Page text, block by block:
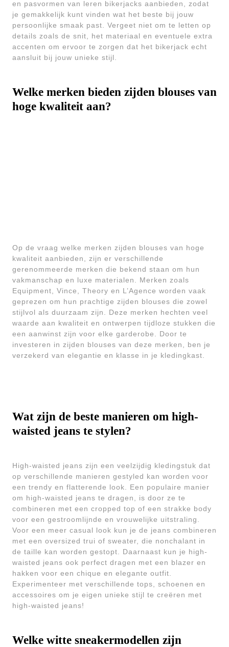
en pasvormen van leren bikerjacks aanbieden, zodat
je gemakkelijk kunt vinden wat het beste bij jouw
persoonlijke smaak past. Vergeet niet om te letten op
details zoals de snit, het materiaal en eventuele extra
accenten om ervoor te zorgen dat het bikerjack echt
aansluit bij jouw unieke stijl.
Welke merken bieden zijden blouses van
hoge kwaliteit aan?
Op de vraag welke merken zijden blouses van hoge
kwaliteit aanbieden, zijn er verschillende
gerenommeerde merken die bekend staan om hun
vakmanschap en luxe materialen. Merken zoals
Equipment, Vince, Theory en L’Agence worden vaak
geprezen om hun prachtige zijden blouses die zowel
stijlvol als duurzaam zijn. Deze merken hechten veel
waarde aan kwaliteit en ontwerpen tijdloze stukken die
een aanwinst zijn voor elke garderobe. Door te
investeren in zijden blouses van deze merken, ben je
verzekerd van elegantie en klasse in je kledingkast.
Wat zijn de beste manieren om high-
waisted jeans te stylen?
High-waisted jeans zijn een veelzijdig kledingstuk dat
op verschillende manieren gestyled kan worden voor
een trendy en flatterende look. Een populaire manier
om high-waisted jeans te dragen, is door ze te
combineren met een cropped top of een strakke body
voor een gestroomlijnde en vrouwelijke uitstraling.
Voor een meer casual look kun je de jeans combineren
met een oversized trui of sweater, die nonchalant in
de taille kan worden gestopt. Daarnaast kun je high-
waisted jeans ook perfect dragen met een blazer en
hakken voor een chique en elegante outfit.
Experimenteer met verschillende tops, schoenen en
accessoires om je eigen unieke stijl te creëren met
high-waisted jeans!
Welke witte sneakermodellen zijn